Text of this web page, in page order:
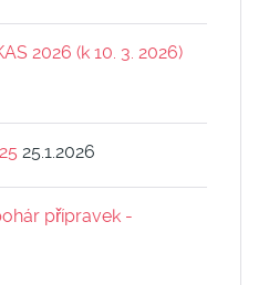
2026 (k 10. 3. 2026)
25.1.2026
přípravek -